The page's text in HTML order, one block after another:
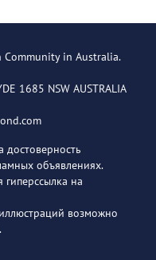
Community in Australia.
1685 NSW AUSTRALIA
достоверность
объявлениях.
на
возможно